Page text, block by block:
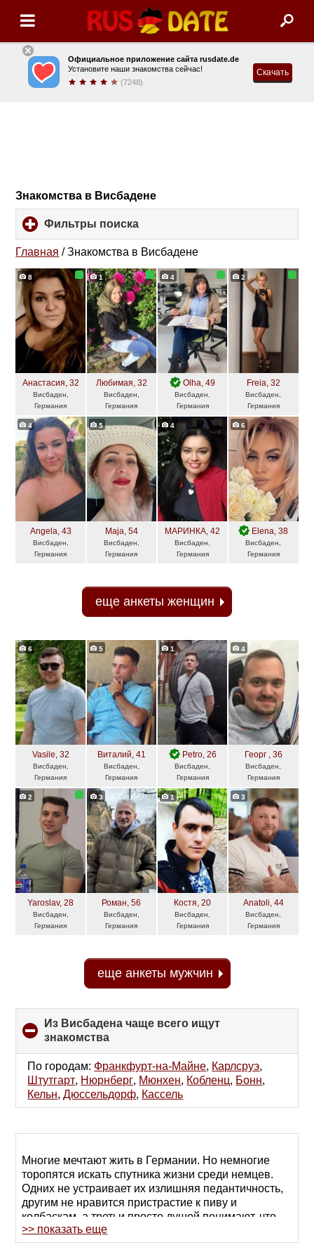
Официальное приложение сайта rusdate.de
Установите наши знакомства сейчас!
(7248)
Скачать
Знакомства в Висбадене
Фильтры поиска
to
expand
contents
Главная /Знакомства в Висбадене
8
Анастасия, 32
Висбаден,
Германия
1
Любимая, 32
Висбаден,
Германия
4
Olha, 49
Висбаден,
Германия
2
Freia, 32
Висбаден,
Германия
4
Angela, 43
Висбаден,
Германия
5
Maja, 54
Висбаден,
Германия
4
МАРИНКА, 42
Висбаден,
Германия
6
Elena, 38
Висбаден,
Германия
еще анкеты женщин
6
Vasile, 32
Висбаден,
Германия
5
Виталий, 41
Висбаден,
Германия
1
Petro, 26
Висбаден,
Германия
4
Георг , 36
Висбаден,
Германия
2
Yaroslav, 28
Висбаден,
Германия
3
Роман, 56
Висбаден,
Германия
1
Костя, 20
Висбаден,
Германия
3
Anatoli, 44
Висбаден,
Германия
еще анкеты мужчин
Из Висбадена чаще всего ищут
знакомства
to
collapse
contents
По городам: Франкфурт-на-Майне, Карлсруэ,
Штутгарт, Нюрнберг, Мюнхен, Кобленц, Бонн,
Кельн,Дюссельдорф, Кассель
Многие мечтают жить в Германии. Но немногие
торопятся искать спутника жизни среди немцев.
Одних не устраивает их излишняя педантичность,
другим не нравится пристрастие к пиву и
колбаскам, а третьи просто душой понимают, что
готовы вступить в брак только с человеком своего
менталитета. Что ж, добро пожаловать на RusDate!
>> показать еще